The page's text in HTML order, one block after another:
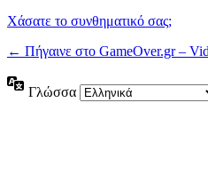
Χάσατε το συνθηματικό σας;
← Πήγαινε στο GameOver.gr –
Γλώσσα